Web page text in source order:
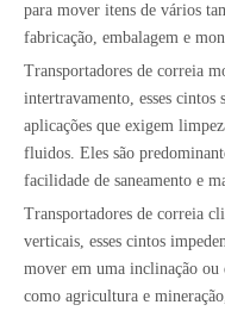
para mover itens de vários
fabricação, embalagem e
Transportadores de correia
intertravamento, esses cintos
aplicações que exigem
fluidos. Eles são
facilidade de saneamento e
Transportadores de correia
verticais, esses cintos
mover em uma inclinação ou
como agricultura e